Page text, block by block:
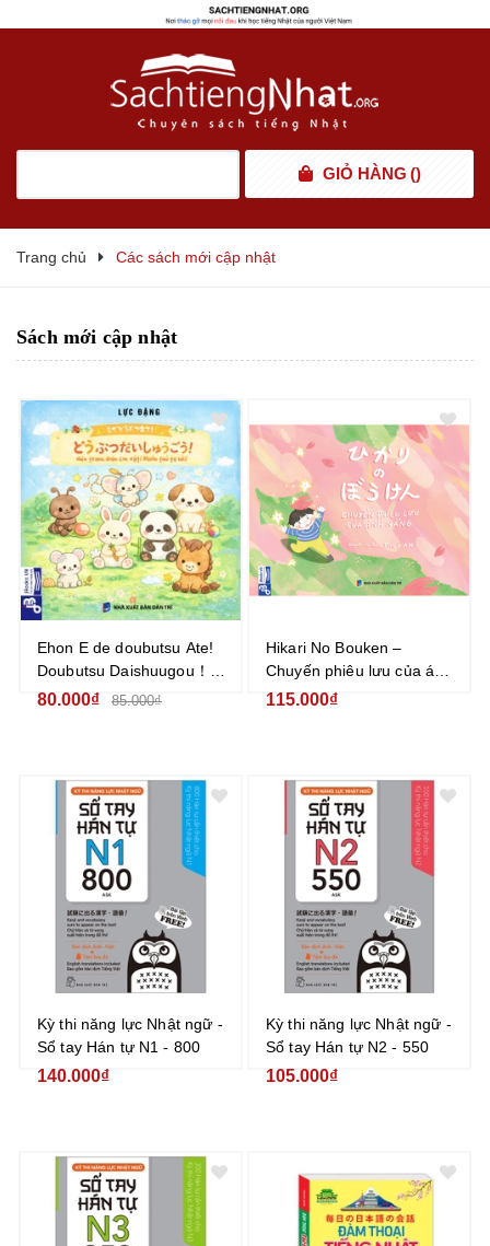
GIỎ HÀNG ()
Trang chủ Các sách mới cập nhật
Sách mới cập nhật
Ehon E de doubutsu Ate!
Doubutsu Daishuugou！
Nhìn tranh đoán con vật!
80.000₫ 85.000₫
Hikari No Bouken –
Chuyến phiêu lưu của ánh
nắng (ひかりのぼうけん)
115.000₫
Kỳ thi năng lực Nhật ngữ -
Sổ tay Hán tự N1 - 800
140.000₫
Kỳ thi năng lực Nhật ngữ -
Sổ tay Hán tự N2 - 550
105.000₫